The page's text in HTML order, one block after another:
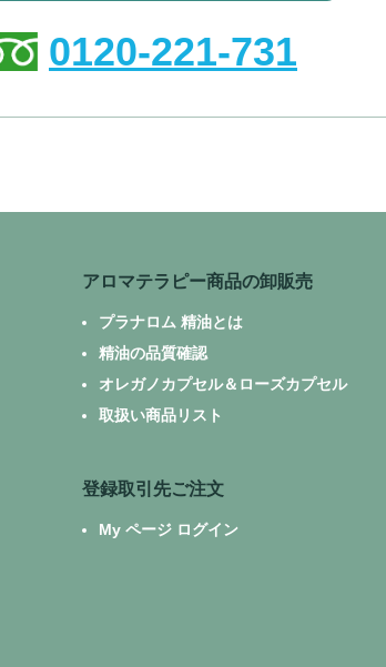
0120-221-731
アロマテラピー商品の卸販売
プラナロム 精油とは
精油の品質確認
オレガノカプセル＆ローズカプセル
取扱い商品リスト
登録取引先ご注文
My ページ ログイン